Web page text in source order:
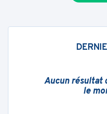
Aucun résultat
le